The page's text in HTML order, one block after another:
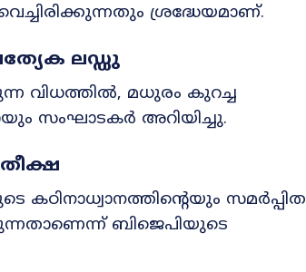
ശ്രദ്ധേയമാണ്.
ലഡ്ഡു
വിധത്തിൽ, മധുരം കുറച്ച
സംഘാടകർ അറിയിച്ചു.
സമർപ്പിത
ബിജെപിയുടെ